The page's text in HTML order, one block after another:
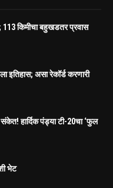
113 किमीचा बहुखडतर प्रवास
इतिहास; असा रेकॉर्ड करणारी
हार्दिक पंड्या टी-20चा ‘फुल
भेट